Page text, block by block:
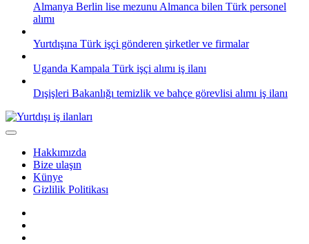
Almanya Berlin lise mezunu Almanca bilen Türk personel
alımı
Yurtdışına Türk işçi gönderen şirketler ve firmalar
Uganda Kampala Türk işçi alımı iş ilanı
Dışişleri Bakanlığı temizlik ve bahçe görevlisi alımı iş ilanı
Hakkımızda
Bize ulaşın
Künye
Gizlilik Politikası